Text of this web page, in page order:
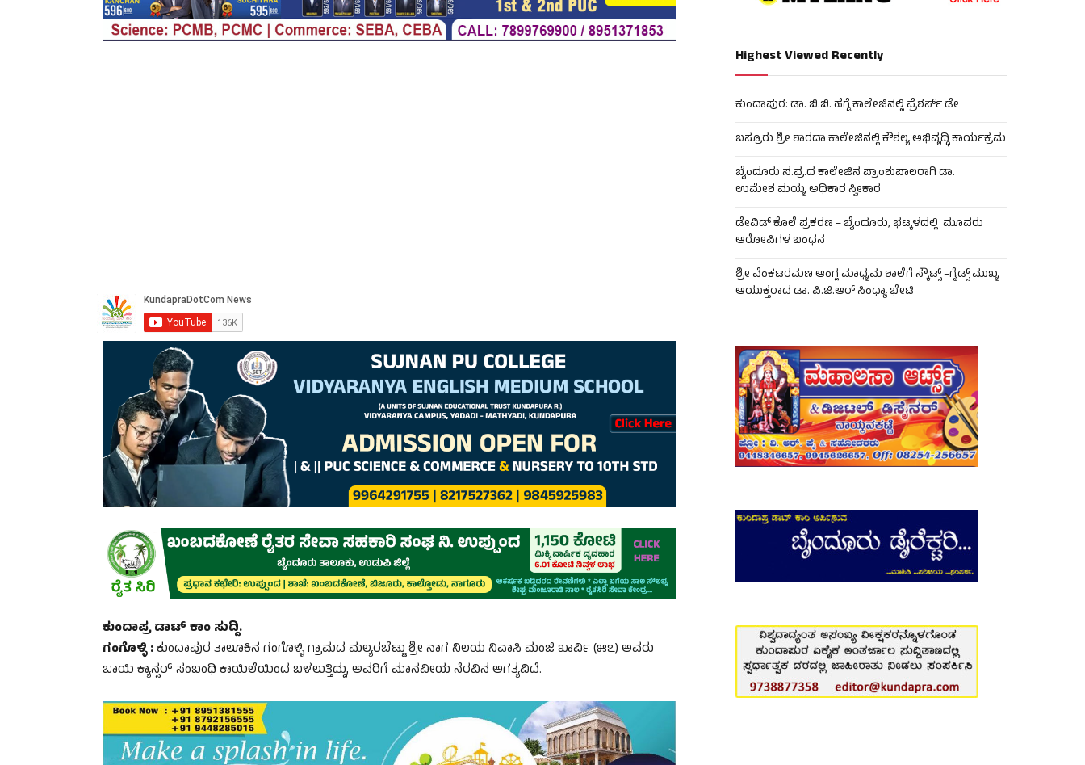
ಕುಂದಾಪ್ರ ಡಾಟ್ ಕಾಂ ಸುದ್ದಿ.
ಗಂಗೊಳ್ಳಿ :ಕುಂದಾಪುರ ತಾಲೂಕಿನ ಗಂಗೊಳ್ಳಿ ಗ್ರಾಮದ ಮಲ್ಯರಬೆಟ್ಟು ಶ್ರೀ ನಾಗ ನಿಲಯ ನಿವಾಸಿ ಮಂಜಿ ಖಾರ್ವಿ (೫೭) ಅವರು
ಬಾಯಿ ಕ್ಯಾನ್ಸರ್ ಸಂಬಂಧಿ ಕಾಯಿಲೆಯಿಂದ ಬಳಲುತ್ತಿದ್ದು, ಅವರಿಗೆ ಮಾನವೀಯ ನೆರವಿನ ಅಗತ್ಯವಿದೆ.
Highest Viewed Recently
ಕುಂದಾಪುರ: ಡಾ. ಬಿ.ಬಿ. ಹೆಗ್ಡೆ ಕಾಲೇಜಿನಲ್ಲಿ ಫ್ರೆಶರ್ಸ್ ಡೇ
ಬಸ್ರೂರು ಶ್ರೀ ಶಾರದಾ ಕಾಲೇಜಿನಲ್ಲಿ ಕೌಶಲ್ಯ ಅಭಿವೃದ್ಧಿ ಕಾರ್ಯಕ್ರಮ
ಬೈಂದೂರು ಸ.ಪ್ರ.ದ ಕಾಲೇಜಿನ ಪ್ರಾಂಶುಪಾಲರಾಗಿ ಡಾ.
ಉಮೇಶ ಮಯ್ಯ ಅಧಿಕಾರ ಸ್ವೀಕಾರ
ಡೇವಿಡ್ ಕೊಲೆ ಪ್ರಕರಣ – ಬೈಂದೂರು, ಭಟ್ಕಳದಲ್ಲಿ ಮೂವರು
ಆರೋಪಿಗಳ ಬಂಧನ
ಶ್ರೀ ವೆಂಕಟರಮಣ ಆಂಗ್ಲ ಮಾಧ್ಯಮ ಶಾಲೆಗೆ ಸ್ಕೌಟ್ಸ್ –ಗೈಡ್ಸ್ ಮುಖ್ಯ
ಆಯುಕ್ತರಾದ ಡಾ. ಪಿ.ಜಿ.ಆರ್ ಸಿಂಧ್ಯಾ ಭೇಟಿ